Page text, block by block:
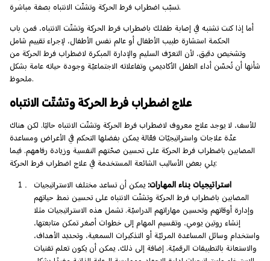
تسبّب اضطراب فرط الحركة وتشتّت الانتباه بصفة مباشرة.
أما إذا كنت تشتبه في إصابة طفلك باضطراب فرط الحركة وتشتّت الانتباه، فمن باب
الحكمة استشارة طبيب الأطفال أو عالم نفس الأطفال، لإجراء تقييم شامل
وتشخيص دقيق، لأن التعرّف السليم والإدارة المبكرة لاضطراب فرط الحركة من
شأنها أن تُحسّن أداء الطفل الأكاديمي وتفاعلاته الاجتماعيّة وجودة حياته عامة بشكل
ملحوظ.
علاج اضطراب فرط الحركة وتشتّت الانتباه
للأسف، لا يوجد علاج معروف لاضطراب فرط الحركة وتشتّت الانتباه حاليًا. لكن هناك
عدّة علاجات واستراتيجيّات فعّالة يمكن بفضلها التحكم في الأعراض ومساعدة
المصابين باضطراب فرط الحركة على تحسين صحّتهم النفسية وزيادة رفاههم. فيما
يلي بعض الأساليب الشائعة المستخدمة في علاج اضطراب فرط الحركة:
استراتيجيات بناء المهارات: يمكن أن تساعد مختلف الاستراتيجيات
المصابين باضطراب فرط الحركة وتشتّت الانتباه على تحسين نمط حياتهم
وإدارة أوقاتهم وتحسين مهاراتهم الدراسيّة. تشمل هذه الاستراتيجيات مثلا
إنشاء روتين يومي، وتقسيم المهام إلى خطوات أصغر تمكن متابعتها،
واستخدام وسائل المساعدة المرئيّة أو التذكيرات السمعية، وتحديد الأهداف،
والاستعانة بالتطبيقات الرقميّة. إضافة إلى ذلك، يمكن أن يكون تعلم تقنيات